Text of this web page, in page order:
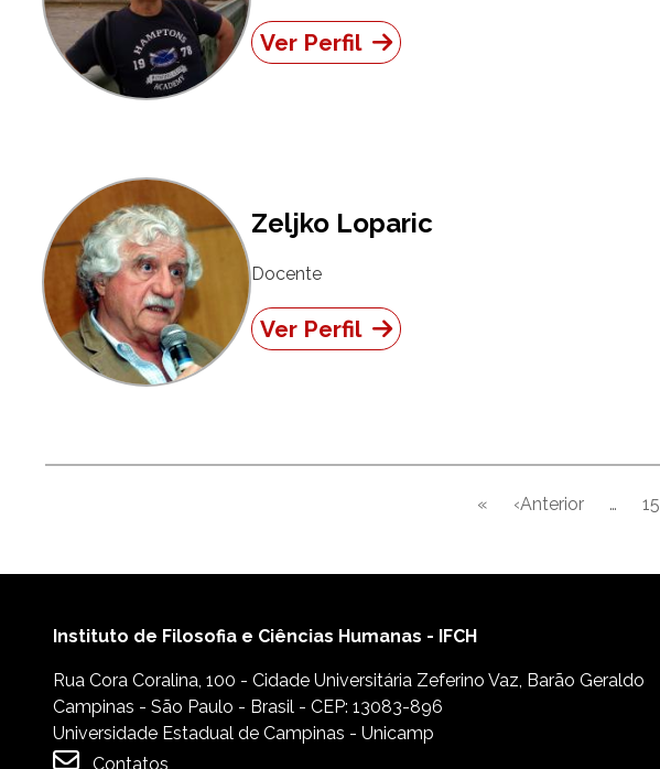
Ver Perfil
Zeljko Loparic
Docente
Ver Perfil
«
Primeira página
‹Anterior
Página anterior
… 15
Instituto de Filosofia e Ciências Humanas - IFCH
Rua Cora Coralina, 100 - Cidade Universitária Zeferino Vaz, Barão Geraldo
Campinas - São Paulo - Brasil - CEP: 13083-896
Universidade Estadual de Campinas - Unicamp
Contatos